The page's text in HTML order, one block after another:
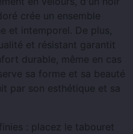
crée un ensemble
et intemporel. De plus,
et résistant garantit
durable, même en cas
sa forme et sa beauté
par son esthétique et sa
: placez le tabouret